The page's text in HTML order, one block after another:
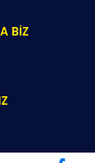
BİZ